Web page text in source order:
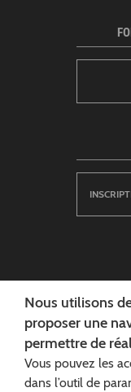
Nous utilisons
proposer une
permettre de
Vous pouvez les
dans l’outil de